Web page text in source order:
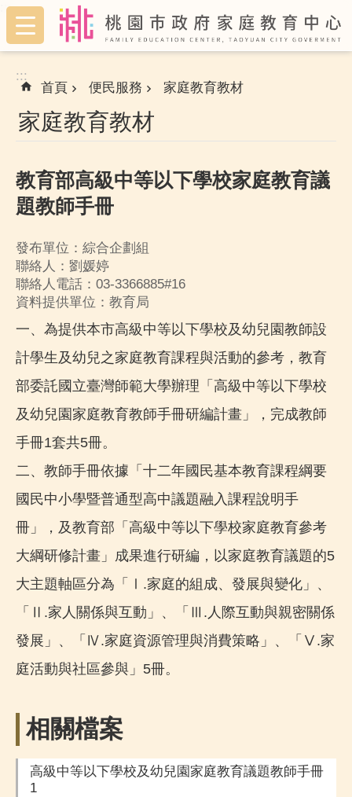
跳到主要內容區塊
:::
:::
首頁 便民服務 家庭教育教材
家庭教育教材
教育部高級中等以下學校家庭教育議
題教師手冊
發布單位：綜合企劃組
聯絡人：劉媛婷
聯絡人電話：03-3366885#16
資料提供單位：教育局
一、為提供本市高級中等以下學校及幼兒園教師設
計學生及幼兒之家庭教育課程與活動的參考，教育
部委託國立臺灣師範大學辦理「高級中等以下學校
及幼兒園家庭教育教師手冊研編計畫」，完成教師
手冊1套共5冊。
二、教師手冊依據「十二年國民基本教育課程綱要
國民中小學暨普通型高中議題融入課程說明手
冊」，及教育部「高級中等以下學校家庭教育參考
大綱研修計畫」成果進行研編，以家庭教育議題的5
大主題軸區分為「Ⅰ.家庭的組成、發展與變化」、
「Ⅱ.家人關係與互動」、「Ⅲ.人際互動與親密關係
發展」、「Ⅳ.家庭資源管理與消費策略」、「Ⅴ.家
庭活動與社區參與」5冊。
相關檔案
高級中等以下學校及幼兒園家庭教育議題教師手冊
1